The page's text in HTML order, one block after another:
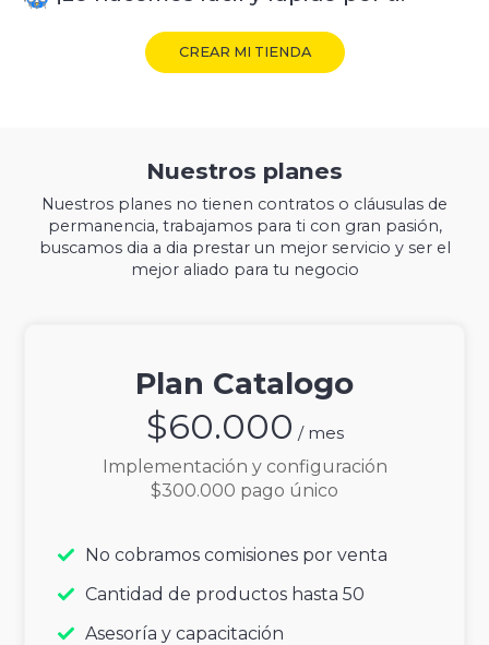
CREAR MI TIENDA
Nuestros planes
Nuestros planes no tienen contratos o cláusulas de
permanencia, trabajamos para ti con gran pasión,
buscamos dia a dia prestar un mejor servicio y ser el
mejor aliado para tu negocio
Plan Catalogo
$60.000 / mes
Implementación y configuración
$300.000 pago único
No cobramos comisiones por venta
Cantidad de productos hasta 50
Asesoría y capacitación